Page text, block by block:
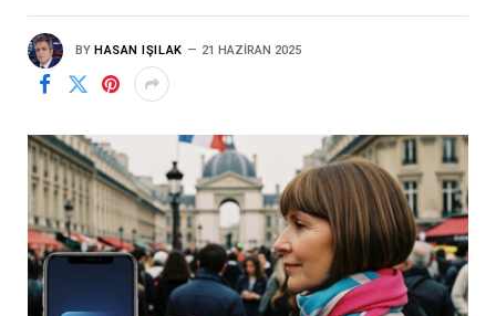
BY HASAN IŞILAK 21 HAZIRAN 2025